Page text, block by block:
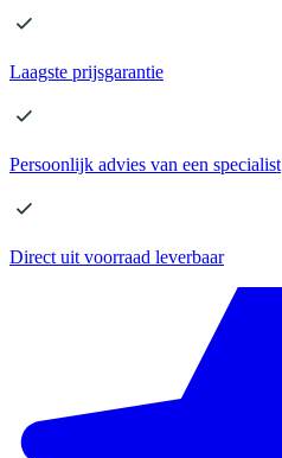
Laagste prijsgarantie
Persoonlijk advies van een specialist
Direct uit voorraad leverbaar